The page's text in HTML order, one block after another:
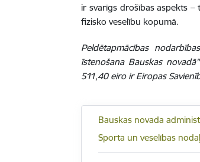
ir svarīgs drošības aspekts –
fizisko veselību kopumā.
Peldētapmācības
īstenošana Bauskas
511,40 eiro ir Eiropas
Bauskas novada
Sporta un veselības